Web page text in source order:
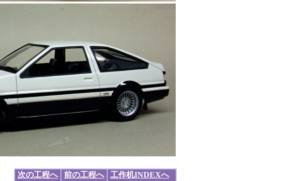
次の工程へ 前の工程へ 工作机INDEXへ